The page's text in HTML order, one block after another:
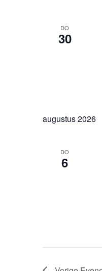
DO
30
augustus 2026
DO
6